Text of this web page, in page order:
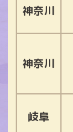
神奈川
神奈川
岐阜